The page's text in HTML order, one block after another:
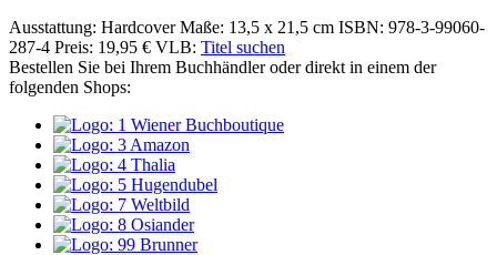
Ausstattung: Hardcover Maße: 13,5 x 21,5 cm ISBN: 978-3-99060-
287-4 Preis: 19,95 € VLB: Titel suchen
Bestellen Sie bei Ihrem Buchhändler oder direkt in einem der
folgenden Shops: